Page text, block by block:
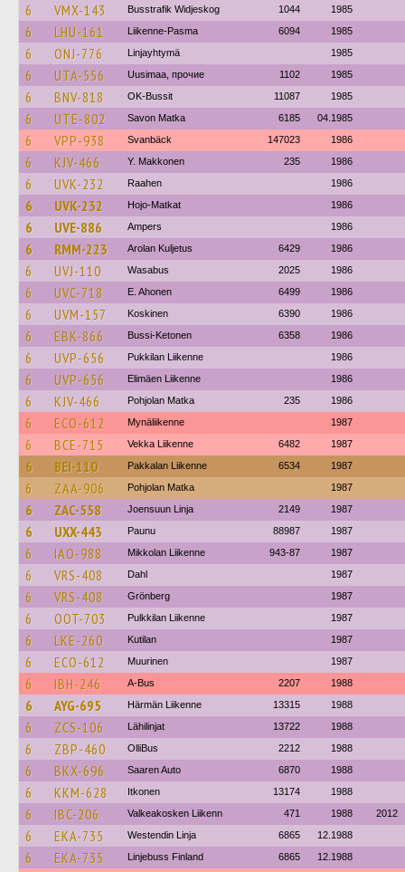
6 VMX-143 Busstrafik Widjeskog 1044 1985
6 LHU-161 Liikenne-Pasma 6094 1985
6 ONJ-776 Linjayhtymä 1985
6 UTA-556 Uusimaa, прочие 1102 1985
6 BNV-818 OK-Bussit 11087 1985
6 UTE-802 Savon Matka 6185 04.1985
6 VPP-938 Svanbäck 147023 1986
6 KJV-466 Y. Makkonen 235 1986
6 UVK-232 Raahen 1986
6 UVK-232 Hojo-Matkat 1986
6 UVE-886 Ampers 1986
6 RMM-223 Arolan Kuljetus 6429 1986
6 UVJ-110 Wasabus 2025 1986
6 UVC-718 E. Ahonen 6499 1986
6 UVM-157 Koskinen 6390 1986
6 EBK-866 Bussi-Ketonen 6358 1986
6 UVP-656 Pukkilan Liikenne 1986
6 UVP-656 Elimäen Liikenne 1986
6 KJV-466 Pohjolan Matka 235 1986
6 ECO-612 Mynäliikenne 1987
6 BCE-715 Vekka Liikenne 6482 1987
6 BEI-110 Pakkalan Liikenne 6534 1987
6 ZAA-906 Pohjolan Matka 1987
6 ZAC-558 Joensuun Linja 2149 1987
6 UXX-443 Paunu 88987 1987
6 IAO-988 Mikkolan Liikenne 943-87 1987
6 VRS-408 Dahl 1987
6 VRS-408 Grönberg 1987
6 OOT-703 Pulkkilan Liikenne 1987
6 LKE-260 Kutilan 1987
6 ECO-612 Muurinen 1987
6 IBH-246 A-Bus 2207 1988
6 AYG-695 Härmän Liikenne 13315 1988
6 ZCS-106 Lähilinjat 13722 1988
6 ZBP-460 OlliBus 2212 1988
6 BKX-696 Saaren Auto 6870 1988
6 KKM-628 Itkonen 13174 1988
6 IBC-206 Valkeakosken Liikenn 471 1988 2012
6 EKA-735 Westendin Linja 6865 12.1988
6 EKA-735 Linjebuss Finland 6865 12.1988